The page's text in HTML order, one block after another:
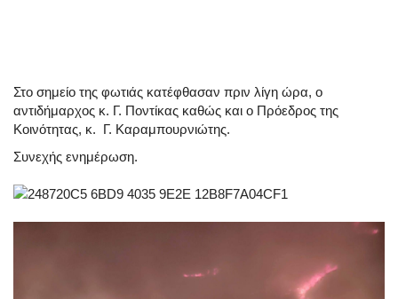
Στο σημείο της φωτιάς κατέφθασαν πριν λίγη ώρα, ο
αντιδήμαρχος κ. Γ. Ποντίκας καθώς και ο Πρόεδρος της
Κοινότητας, κ. Γ. Καραμπουρνιώτης.
Συνεχής ενημέρωση.